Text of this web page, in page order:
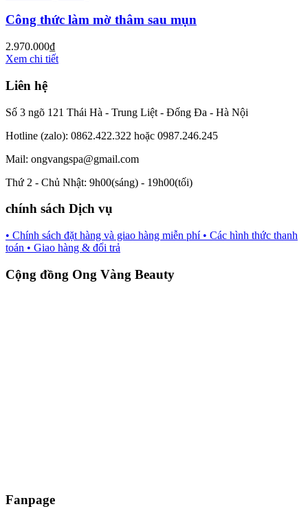
Công thức làm mờ thâm sau mụn
2.970.000₫
Xem chi tiết
Liên hệ
Số 3 ngõ 121 Thái Hà - Trung Liệt - Đống Đa - Hà Nội
Hotline (zalo): 0862.422.322 hoặc 0987.246.245
Mail: ongvangspa@gmail.com
Thứ 2 - Chủ Nhật: 9h00(sáng) - 19h00(tối)
chính sách Dịch vụ
• Chính sách đặt hàng và giao hàng miễn phí • Các hình thức thanh
toán • Giao hàng & đổi trả
Cộng đồng Ong Vàng Beauty
Fanpage